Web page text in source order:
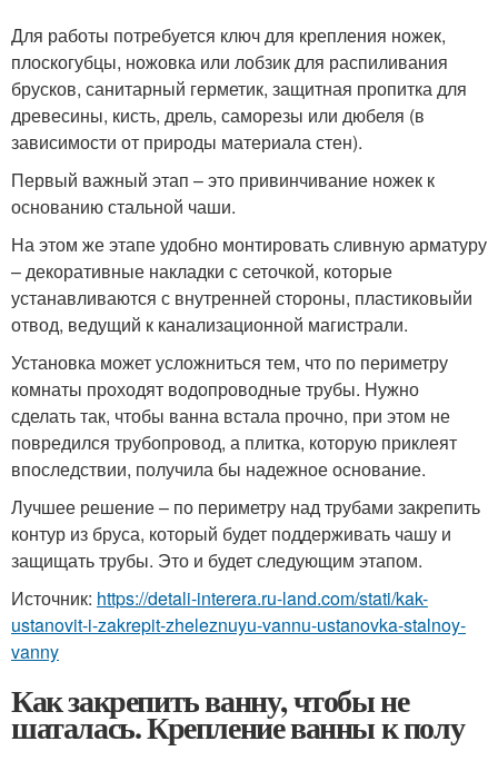
Для работы потребуется ключ для крепления ножек,
плоскогубцы, ножовка или лобзик для распиливания
брусков, санитарный герметик, защитная пропитка для
древесины, кисть, дрель, саморезы или дюбеля (в
зависимости от природы материала стен).
Первый важный этап – это привинчивание ножек к
основанию стальной чаши.
На этом же этапе удобно монтировать сливную арматуру
– декоративные накладки с сеточкой, которые
устанавливаются с внутренней стороны, пластиковыйи
отвод, ведущий к канализационной магистрали.
Установка может усложниться тем, что по периметру
комнаты проходят водопроводные трубы. Нужно
сделать так, чтобы ванна встала прочно, при этом не
повредился трубопровод, а плитка, которую приклеят
впоследствии, получила бы надежное основание.
Лучшее решение – по периметру над трубами закрепить
контур из бруса, который будет поддерживать чашу и
защищать трубы. Это и будет следующим этапом.
Источник: https://detali-interera.ru-land.com/stati/kak-
ustanovit-i-zakrepit-zheleznuyu-vannu-ustanovka-stalnoy-
vanny
Как закрепить ванну, чтобы не
шаталась. Крепление ванны к полу